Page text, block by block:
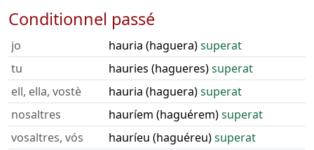
Conditionnel passé
jo hauria (haguera)superat
tu
hauries (hagueres)superat
ell, ella, vostè
hauria (haguera)superat
nosaltres
hauríem (haguérem)superat
vosaltres, vós
hauríeu (haguéreu)superat